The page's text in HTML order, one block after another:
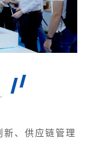
、供应链管理